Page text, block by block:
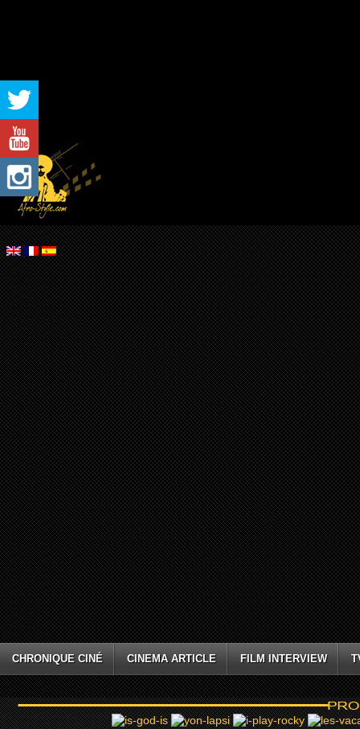
CHRONIQUE CINÉ CINEMA ARTICLE FILM INTERVIEW